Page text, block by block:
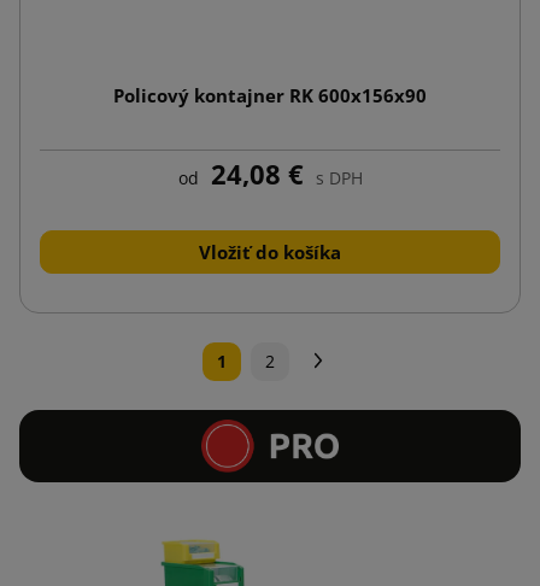
Policový kontajner RK 600x156x90
od 24,08 € s DPH
Vložiť do košíka
1 2